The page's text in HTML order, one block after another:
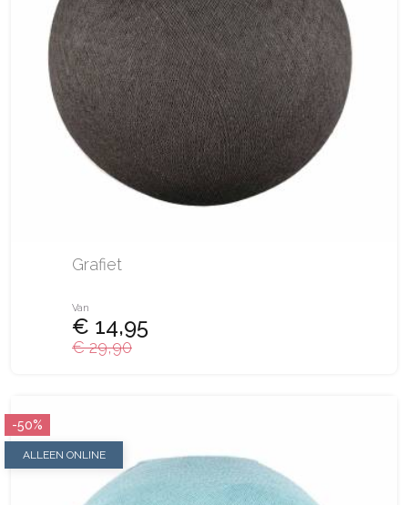
Grafiet
Van
€ 14,95
€ 29,90
ALLEEN ONLINE
-50%